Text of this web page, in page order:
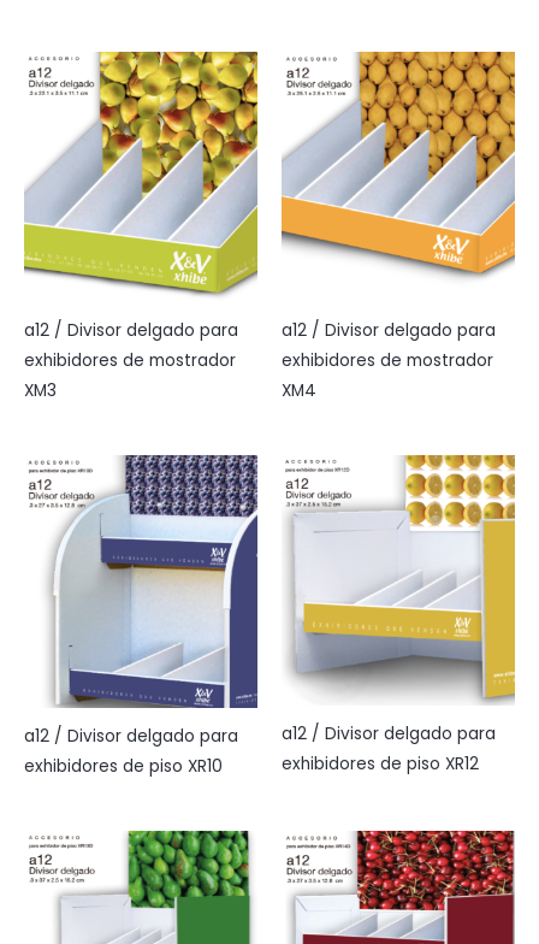
a12 / Divisor delgado para
exhibidores de mostrador
XM3
a12 / Divisor delgado para
exhibidores de mostrador
XM4
a12 / Divisor delgado para
exhibidores de piso XR10
a12 / Divisor delgado para
exhibidores de piso XR12